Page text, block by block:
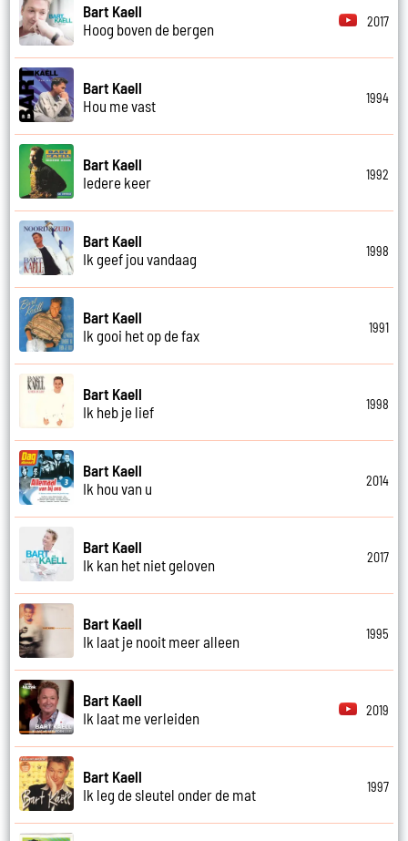
Bart Kaell
Hoog boven de bergen
2017
Bart Kaell
Hou me vast
1994
Bart Kaell
Iedere keer
1992
Bart Kaell
Ik geef jou vandaag
1998
Bart Kaell
Ik gooi het op de fax
1991
Bart Kaell
Ik heb je lief
1998
Bart Kaell
Ik hou van u
2014
Bart Kaell
Ik kan het niet geloven
2017
Bart Kaell
Ik laat je nooit meer alleen
1995
Bart Kaell
Ik laat me verleiden
2019
Bart Kaell
Ik leg de sleutel onder de mat
1997